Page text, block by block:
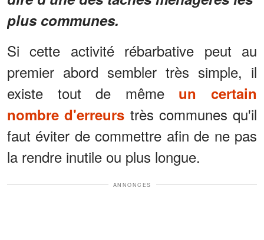
plus communes.
Si cette activité rébarbative peut au
premier abord sembler très simple, il
existe tout de même un certain
nombre d'erreurs très communes qu'il
faut éviter de commettre afin de ne pas
la rendre inutile ou plus longue.
ANNONCES